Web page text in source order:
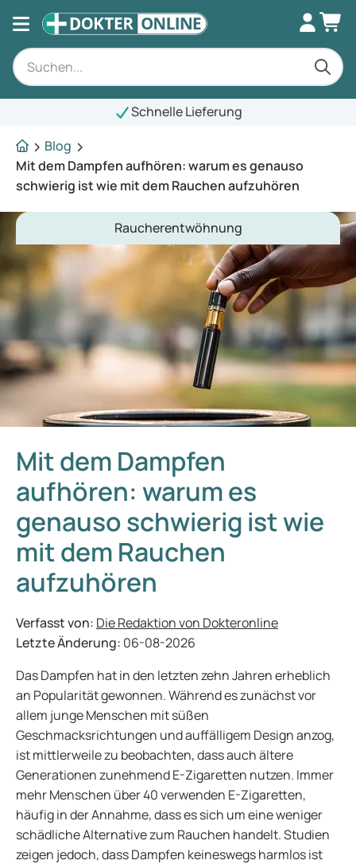
Schnelle Lieferung
Blog
Mit dem Dampfen aufhören: warum es genauso
schwierig ist wie mit dem Rauchen aufzuhören
Raucherentwöhnung
Mit dem Dampfen
aufhören: warum es
genauso schwierig ist wie
mit dem Rauchen
aufzuhören
Verfasst von: Die Redaktion von Dokteronline
Letzte Änderung: 06-08-2026
Das Dampfen hat in den letzten zehn Jahren erheblich
an Popularität gewonnen. Während es zunächst vor
allem junge Menschen mit süßen
Geschmacksrichtungen und auffälligem Design anzog,
ist mittlerweile zu beobachten, dass auch ältere
Generationen zunehmend E-Zigaretten nutzen. Immer
mehr Menschen über 40 verwenden E-Zigaretten,
häufig in der Annahme, dass es sich um eine weniger
schädliche Alternative zum Rauchen handelt. Studien
zeigen jedoch, dass Dampfen keineswegs harmlos ist